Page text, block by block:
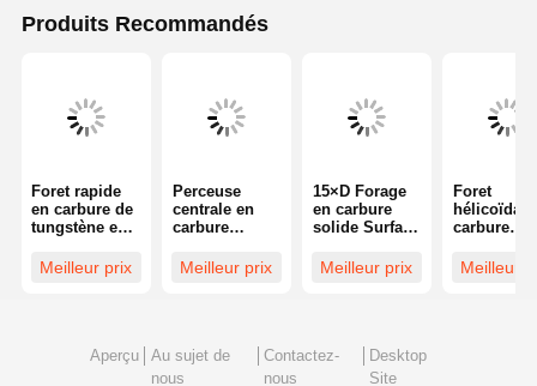
Produits Recommandés
Foret rapide
en carbure de
tungstène en
inoxydable 3D
dédié avec
Meilleur prix
Perceuse
centrale en
carbure
résistant à
Meilleur prix
15×D Forage
en carbure
solide Surface
Finition
personnalisée
Meilleur prix
Foret
hélicoïdal
carbure
20D, norme
Meilleur
Aperçu
Au sujet de
nous
Contactez-
nous
Desktop
Site